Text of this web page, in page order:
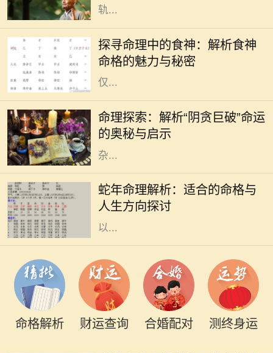
轨...
探寻命理中的食神：解析食神
命格的魅力与秘密
在中国传统命理学中，八字命格被认
为是了解一个人命运的绝佳工具。其
中，"食神"作为十神之一，代表了个
人的智慧、创意与生活享受。食神不
仅...
命理探索：解析“阴贪巨破”命运
的奥秘与启示
命理学作为中国传统文化的一部分，
一直以来被人们广泛探讨和应用。在
众多命格中，“阴贪巨破”命是一种较
为特殊的命型，通常被认为具有复
杂...
蛇年命理解析：适合的命格与
人生方向探讨
在中国传统命理学中，蛇被视为智慧
与灵性的象征，蛇年出生的人通常被
认为具备独特的直觉和洞察力。他们
在生活中常常能迅速适应环境，并能
以...
命格解析 财运查询 合婚配对 测终身运